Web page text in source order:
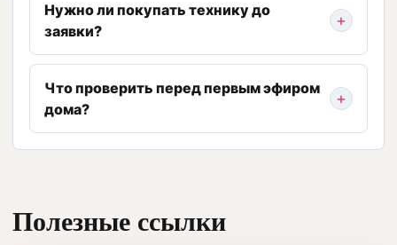
Нужно ли покупать технику до
заявки?
Что проверить перед первым эфиром
дома?
Полезные ссылки